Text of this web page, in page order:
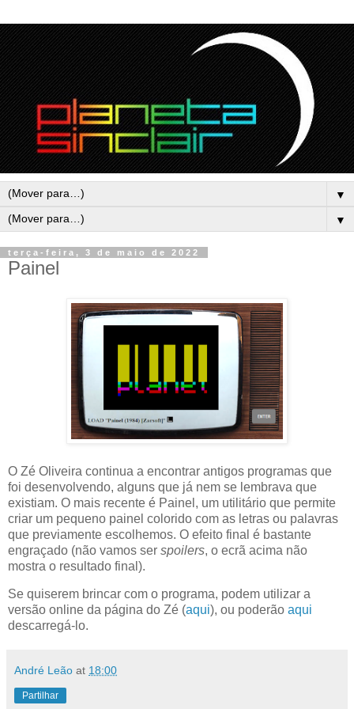
▼
▼
terça-feira, 3 de maio de 2022
Painel
O Zé Oliveira continua a encontrar antigos programas que
foi desenvolvendo, alguns que já nem se lembrava que
existiam. O mais recente é Painel, um utilitário que permite
criar um pequeno painel colorido com as letras ou palavras
que previamente escolhemos. O efeito final é bastante
engraçado (não vamos ser spoilers, o ecrã acima não
mostra o resultado final).
Se quiserem brincar com o programa, podem utilizar a
versão online da página do Zé (aqui), ou poderão aqui
descarregá-lo.
André Leão at 18:00
Partilhar